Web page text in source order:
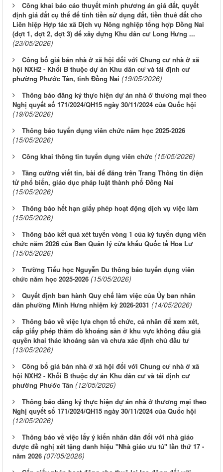
Công khai báo cáo thuyết minh phương án giá đất, quyết
định giá đất cụ thể để tính tiền sử dụng đất, tiền thuê đất cho
Liên hiệp Hợp tác xã Dịch vụ Nông nghiệp tổng hợp Đồng Nai
(đợt 1, đợt 2, đợt 3) để xây dựng Khu dân cư Long Hưng ...
(23/05/2026)
Công bố giá bán nhà ở xã hội đối với Chung cư nhà ở xã
hội NXH2 - Khối B thuộc dự án Khu dân cư và tái định cư
phường Phước Tân, tỉnh Đồng Nai (19/05/2026)
Thông báo đăng ký thực hiện dự án nhà ở thương mại theo
Nghị quyết số 171/2024/QH15 ngày 30/11/2024 của Quốc hội
(19/05/2026)
Thông báo tuyển dụng viên chức năm học 2025-2026
(15/05/2026)
Công khai thông tin tuyển dụng viên chức (15/05/2026)
Tăng cường viết tin, bài để đăng trên Trang Thông tin điện
tử phổ biến, giáo dục pháp luật thành phố Đồng Nai
(15/05/2026)
Thông báo hết hạn giấy phép hoạt động dịch vụ việc làm
(15/05/2026)
Thông báo kết quả xét tuyển vòng 1 của kỳ tuyển dụng viên
chức năm 2026 của Ban Quản lý cửa khẩu Quốc tế Hoa Lư
(15/05/2026)
Trường Tiểu học Nguyễn Du thông báo tuyển dụng viên
chức năm học 2025-2026 (15/05/2026)
Quyết định ban hành Quy chế làm việc của Ủy ban nhân
dân phường Minh Hưng nhiệm kỳ 2026-2031 (14/05/2026)
Thông báo về việc lựa chọn tổ chức, cá nhân để xem xét,
cấp giấy phép thăm dò khoáng sản ở khu vực không đấu giá
quyền khai thác khoáng sản và chưa xác định chủ đầu tư
(13/05/2026)
Công bố giá bán nhà ở xã hội đối với Chung cư nhà ở xã
hội NXH2 - Khối B thuộc dự án Khu dân cư và tái định cư
phường Phước Tân (12/05/2026)
Thông báo đăng ký thực hiện dự án nhà ở thương mại theo
Nghị quyết số 171/2024/QH15 ngày 30/11/2024 của Quốc hội
(12/05/2026)
Thông báo về việc lấy ý kiến nhân dân đối với nhà giáo
được đề nghị xét tặng danh hiệu "Nhà giáo ưu tú" lần thứ 17 -
năm 2026 (07/05/2026)